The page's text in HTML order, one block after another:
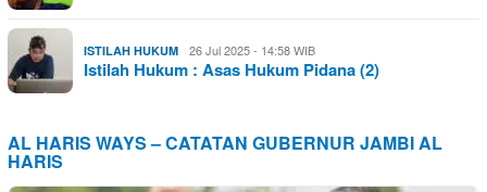
ISTILAH HUKUM 26 Jul 2025 - 14:58 WIB
Istilah Hukum : Asas Hukum Pidana (2)
AL HARIS WAYS – CATATAN GUBERNUR JAMBI AL
HARIS